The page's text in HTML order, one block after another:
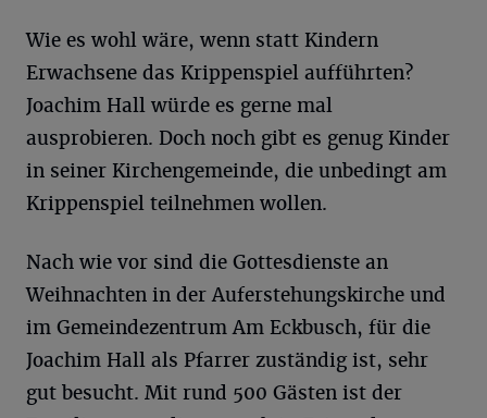
Wie es wohl wäre, wenn statt Kindern
Erwachsene das Krippenspiel aufführten?
Joachim Hall würde es gerne mal
ausprobieren. Doch noch gibt es genug Kinder
in seiner Kirchengemeinde, die unbedingt am
Krippenspiel teilnehmen wollen.
Nach wie vor sind die Gottesdienste an
Weihnachten in der Auferstehungskirche und
im Gemeindezentrum Am Eckbusch, für die
Joachim Hall als Pfarrer zuständig ist, sehr
gut besucht. Mit rund 500 Gästen ist der